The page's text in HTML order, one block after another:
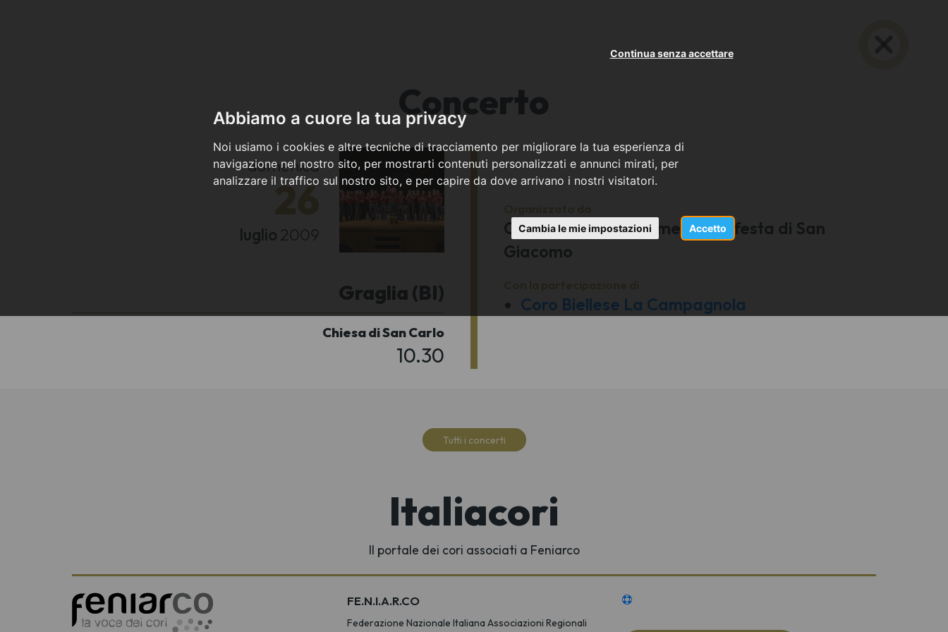
Abbiamo a cuore la tua privacy
Noi usiamo i cookies e altre tecniche di tracciamento per migliorare la tua esperienza di
navigazione nel nostro sito, per mostrarti contenuti personalizzati e annunci mirati, per
analizzare il traffico sul nostro sito, e per capire da dove arrivano i nostri visitatori.
Accetto
Continua senza accettare
Cambia le mie impostazioni
Concerto
domenica
26
luglio 2009
Graglia (BI)
Chiesa di San Carlo
10.30
Comitato Festeggiamenti per festa di San
Giacomo
Coro Biellese La Campagnola
Tutti i concerti
Italiacori
Il portale dei cori associati a Feniarco
FE.N.I.A.R.CO
Federazione Nazionale Italiana Associazioni Regionali